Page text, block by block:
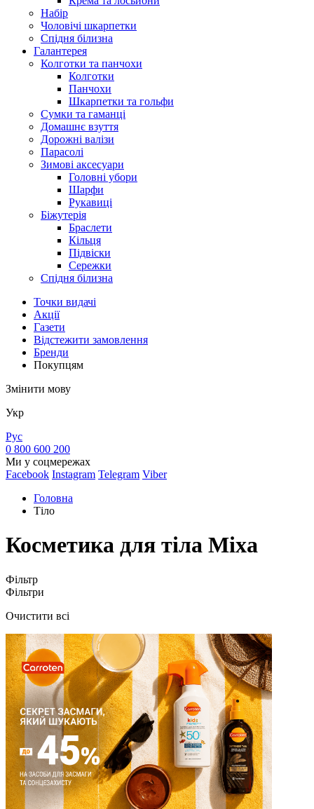
Набір
Чоловічі шкарпетки
Спідня білизна
Галантерея
Колготки та панчохи
Колготки
Панчохи
Шкарпетки та гольфи
Сумки та гаманці
Домашнє взуття
Дорожні валізи
Парасолі
Зимові аксесуари
Головні убори
Шарфи
Рукавиці
Біжутерія
Браслети
Кільця
Підвіски
Сережки
Спідня білизна
Точки видачi
Акції
Газети
Відстежити замовлення
Бренди
Покупцям
Змінити мову
Укр
Рус
0 800 600 200
Ми у соцмережах
Facebook Instagram Telegram Viber
Головна
Тіло
Косметика для тіла Mixa
Фільтр
Фільтри
Очистити всі